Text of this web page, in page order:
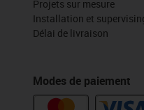
Projets sur mesure
Installation et
Délai de livraison
Modes de paiement